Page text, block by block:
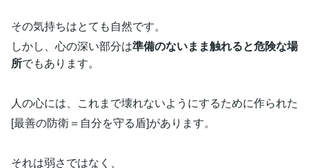
その気持ちはとても自然です。
しかし、心の深い部分は準備のないまま触れると危険な場
所でもあります。
人の心には、これまで壊れないようにするために作られた
[最善の防衛＝自分を守る盾]があります。
それは弱さではなく、